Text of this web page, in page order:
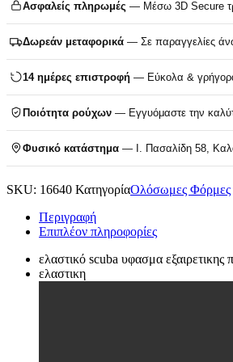
Ασφαλείς πληρωμές — Μέσω 3D Secure
Δωρεάν μεταφορικά — Σε παραγγελίες
14 ημέρες επιστροφή — Εύκολα &
Ποιότητα ρούχων — Εγγυόμαστε την
Φυσικό κατάστημα — Ι. Πασαλίδη 58,
SKU: 16640 ΚατηγορίαΟλόσωμες Φόρμες
Περιγραφή
Επιπλέον πληροφορίες
ελαστικό scuba υφασμα εξαιρετικης
ελαστικη